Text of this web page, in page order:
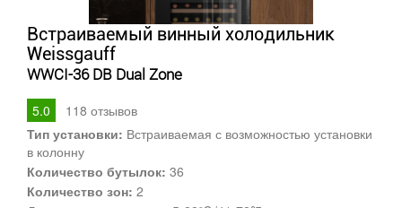
Встраиваемый винный холодильник
Weissgauff
WWCI-36 DB Dual Zone
5.0 118 отзывов
Тип установки: Встраиваемая с возможностью установки
в колонну
Количество бутылок: 36
Количество зон: 2